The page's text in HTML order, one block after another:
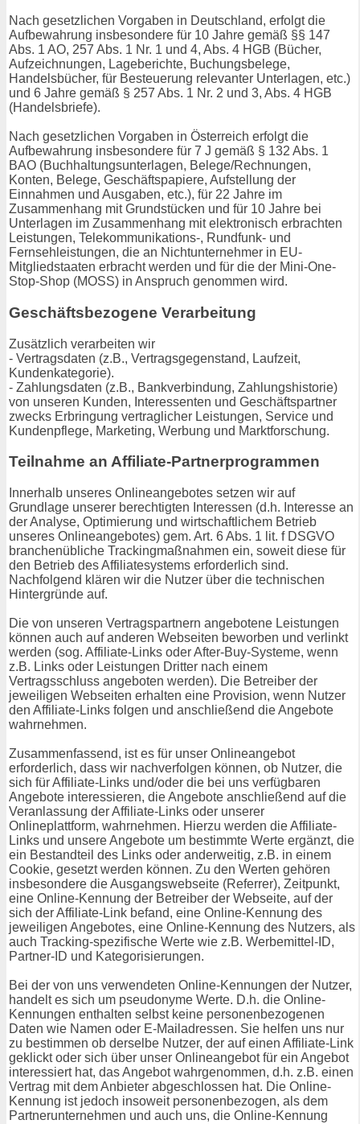
Nach gesetzlichen Vorgaben in Deutschland, erfolgt die
Aufbewahrung insbesondere für 10 Jahre gemäß §§ 147
Abs. 1 AO, 257 Abs. 1 Nr. 1 und 4, Abs. 4 HGB (Bücher,
Aufzeichnungen, Lageberichte, Buchungsbelege,
Handelsbücher, für Besteuerung relevanter Unterlagen, etc.)
und 6 Jahre gemäß § 257 Abs. 1 Nr. 2 und 3, Abs. 4 HGB
(Handelsbriefe).
Nach gesetzlichen Vorgaben in Österreich erfolgt die
Aufbewahrung insbesondere für 7 J gemäß § 132 Abs. 1
BAO (Buchhaltungsunterlagen, Belege/Rechnungen,
Konten, Belege, Geschäftspapiere, Aufstellung der
Einnahmen und Ausgaben, etc.), für 22 Jahre im
Zusammenhang mit Grundstücken und für 10 Jahre bei
Unterlagen im Zusammenhang mit elektronisch erbrachten
Leistungen, Telekommunikations-, Rundfunk- und
Fernsehleistungen, die an Nichtunternehmer in EU-
Mitgliedstaaten erbracht werden und für die der Mini-One-
Stop-Shop (MOSS) in Anspruch genommen wird.
Geschäftsbezogene Verarbeitung
Zusätzlich verarbeiten wir
- Vertragsdaten (z.B., Vertragsgegenstand, Laufzeit,
Kundenkategorie).
- Zahlungsdaten (z.B., Bankverbindung, Zahlungshistorie)
von unseren Kunden, Interessenten und Geschäftspartner
zwecks Erbringung vertraglicher Leistungen, Service und
Kundenpflege, Marketing, Werbung und Marktforschung.
Teilnahme an Affiliate-Partnerprogrammen
Innerhalb unseres Onlineangebotes setzen wir auf
Grundlage unserer berechtigten Interessen (d.h. Interesse an
der Analyse, Optimierung und wirtschaftlichem Betrieb
unseres Onlineangebotes) gem. Art. 6 Abs. 1 lit. f DSGVO
branchenübliche Trackingmaßnahmen ein, soweit diese für
den Betrieb des Affiliatesystems erforderlich sind.
Nachfolgend klären wir die Nutzer über die technischen
Hintergründe auf.
Die von unseren Vertragspartnern angebotene Leistungen
können auch auf anderen Webseiten beworben und verlinkt
werden (sog. Affiliate-Links oder After-Buy-Systeme, wenn
z.B. Links oder Leistungen Dritter nach einem
Vertragsschluss angeboten werden). Die Betreiber der
jeweiligen Webseiten erhalten eine Provision, wenn Nutzer
den Affiliate-Links folgen und anschließend die Angebote
wahrnehmen.
Zusammenfassend, ist es für unser Onlineangebot
erforderlich, dass wir nachverfolgen können, ob Nutzer, die
sich für Affiliate-Links und/oder die bei uns verfügbaren
Angebote interessieren, die Angebote anschließend auf die
Veranlassung der Affiliate-Links oder unserer
Onlineplattform, wahrnehmen. Hierzu werden die Affiliate-
Links und unsere Angebote um bestimmte Werte ergänzt, die
ein Bestandteil des Links oder anderweitig, z.B. in einem
Cookie, gesetzt werden können. Zu den Werten gehören
insbesondere die Ausgangswebseite (Referrer), Zeitpunkt,
eine Online-Kennung der Betreiber der Webseite, auf der
sich der Affiliate-Link befand, eine Online-Kennung des
jeweiligen Angebotes, eine Online-Kennung des Nutzers, als
auch Tracking-spezifische Werte wie z.B. Werbemittel-ID,
Partner-ID und Kategorisierungen.
Bei der von uns verwendeten Online-Kennungen der Nutzer,
handelt es sich um pseudonyme Werte. D.h. die Online-
Kennungen enthalten selbst keine personenbezogenen
Daten wie Namen oder E-Mailadressen. Sie helfen uns nur
zu bestimmen ob derselbe Nutzer, der auf einen Affiliate-Link
geklickt oder sich über unser Onlineangebot für ein Angebot
interessiert hat, das Angebot wahrgenommen, d.h. z.B. einen
Vertrag mit dem Anbieter abgeschlossen hat. Die Online-
Kennung ist jedoch insoweit personenbezogen, als dem
Partnerunternehmen und auch uns, die Online-Kennung